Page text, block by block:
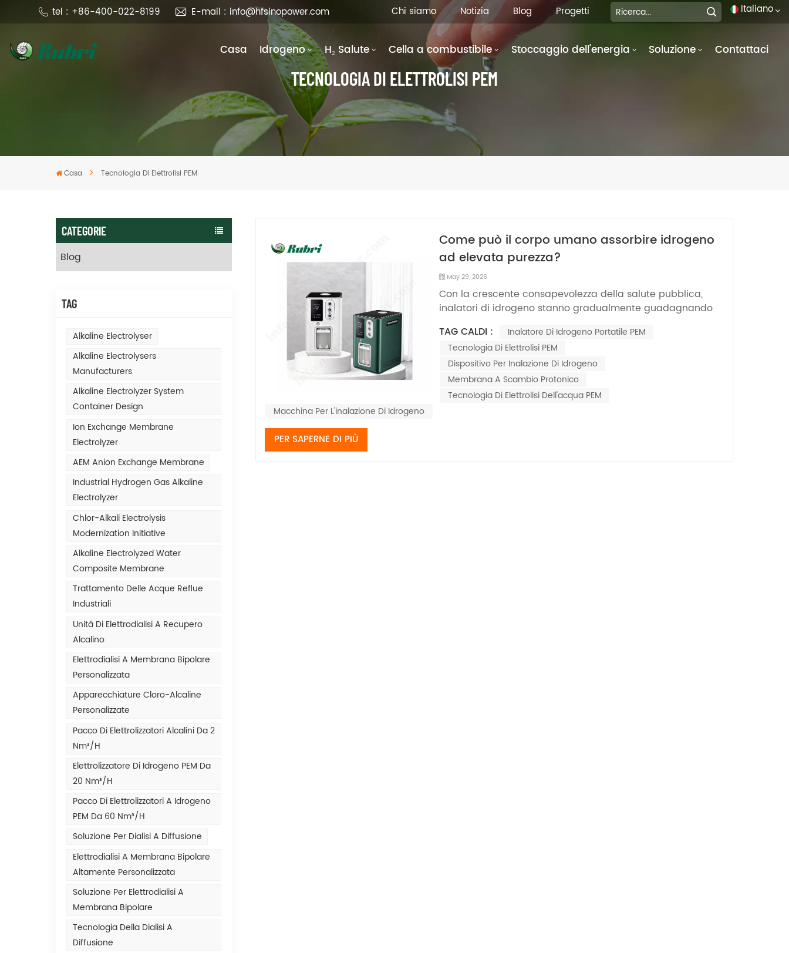
tel : +86-400-022-8199 E-mail : info@hfsinopower.com Italiano
العربية
Chi siamo Notizia Blog Progetti
Casa Idrogeno H₂ Salute Cella a combustibile Stoccaggio dell'energia Soluzione Contattaci
TECNOLOGIA DI ELETTROLISI PEM
Casa Tecnologia Di Elettrolisi PEM
CATEGORIE
Blog
TAG
Alkaline Electrolyser
Alkaline Electrolysers
Manufacturers
Alkaline Electrolyzer System
Container Design
Ion Exchange Membrane
Electrolyzer
AEM Anion Exchange Membrane
Industrial Hydrogen Gas Alkaline
Electrolyzer
Chlor-Alkali Electrolysis
Modernization Initiative
Alkaline Electrolyzed Water
Composite Membrane
Trattamento Delle Acque Reflue
Industriali
Unità Di Elettrodialisi A Recupero
Alcalino
Elettrodialisi A Membrana Bipolare
Personalizzata
Apparecchiature Cloro-Alcaline
Personalizzate
Pacco Di Elettrolizzatori Alcalini Da 2
Nm³/h
Elettrolizzatore Di Idrogeno PEM Da
20 Nm³/h
Pacco Di Elettrolizzatori A Idrogeno
PEM Da 60 Nm³/h
Soluzione Per Dialisi A Diffusione
Elettrodialisi A Membrana Bipolare
Altamente Personalizzata
Soluzione Per Elettrodialisi A
Membrana Bipolare
Tecnologia Della Dialisi A
Diffusione
Come può il corpo umano assorbire idrogeno
ad elevata purezza?
May 29, 2026
Con la crescente consapevolezza della salute pubblica,
inalatori di idrogeno stanno gradualmente guadagnando
proprietà fisiologiche uniche dell'idrogeno e la consolidata
tecnologia di elettrolisi, gli inalatori di idrogeno PEM portatili
sono div...
TAG CALDI :
Inalatore Di Idrogeno Portatile PEM
Tecnologia Di Elettrolisi PEM
Dispositivo Per Inalazione Di Idrogeno
Membrana A Scambio Protonico
Tecnologia Di Elettrolisi Dell'acqua PEM
Macchina Per L'inalazione Di Idrogeno
PER SAPERNE DI PIÙ